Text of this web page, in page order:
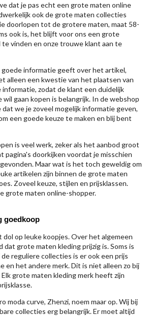
dat je pas echt een grote maten online
ook de grote maten collecties
doorlopen tot de grotere maten, maat 58-
ook is, het blijft voor ons een grote
vinden en onze trouwe klant aan te
informatie geeft over het artikel,
alleen een kwestie van het plaatsen van
zodat de klant een duidelijk
gaan kopen is belangrijk. In de webshop
dat we je zoveel mogelijk informatie geven,
een goede keuze te maken en blij bent
is veel werk, zeker als het aanbod groot
pagina's doorkijken voordat je misschien
Maar wat is het toch geweldig om
artikelen zijn binnen de grote maten
Zoveel keuze, stijlen en prijsklassen.
grote maten online-shopper.
goedkoop
op leuke koopjes. Over het algemeen
dat grote maten kleding prijzig is. Soms is
reguliere collecties is er ook een prijs
en het andere merk. Dit is niet alleen zo bij
grote maten kleding merk heeft zijn
moda curve, Zhenzi, noem maar op. Wij bij
collecties erg belangrijk. Er moet altijd